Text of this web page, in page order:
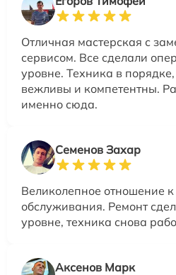
Отличная мастерская с
сервисом. Все сделали
уровне. Техника в
вежливы и компетентны.
именно сюда.
Семенов Захар
Великолепное отношение
обслуживания. Ремонт
уровне, техника снова
Аксенов Марк